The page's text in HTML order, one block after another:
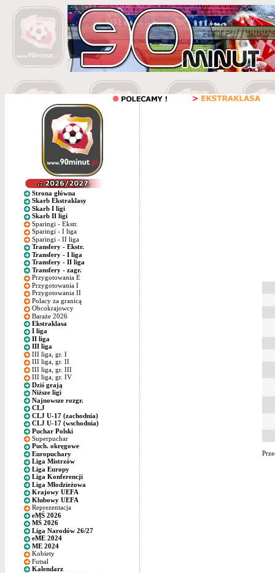
Strona główna
Skarb Ekstraklasy
Skarb I ligi
Skarb II ligi
Sparingi - Ekstr.
Sparingi - I liga
Sparingi - II liga
Transfery - Ekstr.
Transfery - I liga
Transfery - II liga
Transfery - zagr.
Przygotowania E
Przygotowania I
Przygotowania II
Polacy za granicą
Obcokrajowcy
Baraże 2026
Ekstraklasa
I liga
II liga
III liga
III liga, gr. I
III liga, gr. II
III liga, gr. III
III liga, gr. IV
Dziś grają
Niższe ligi
Najnowsze rozgr.
CLJ
CLJ U-17 (zachodnia)
CLJ U-17 (wschodnia)
Puchar Polski
Superpuchar
Puch. okręgowe
Europuchary
Liga Mistrzów
Liga Europy
Liga Konferencji
Liga Młodzieżowa
Krajowy UEFA
Klubowy UEFA
Reprezentacja
eMŚ 2026
MŚ 2026
Liga Narodów 26/27
eME 2024
ME 2024
Kobiety
Futsal
Kalendarz